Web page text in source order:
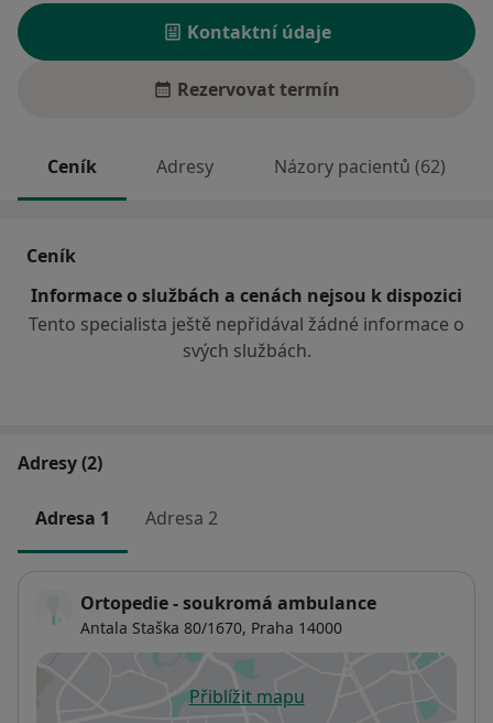
Kontaktní údaje
Rezervovat termín
Ceník Adresy Názory pacientů (62)
Ceník
Informace o službách a cenách nejsou k dispozici
Tento specialista ještě nepřidával žádné informace o
svých službách.
Adresy (2)
Adresa 1 Adresa 2
Ortopedie - soukromá ambulance
Antala Staška 80/1670, Praha 14000
Přiblížit mapuse otevře v nové záložce